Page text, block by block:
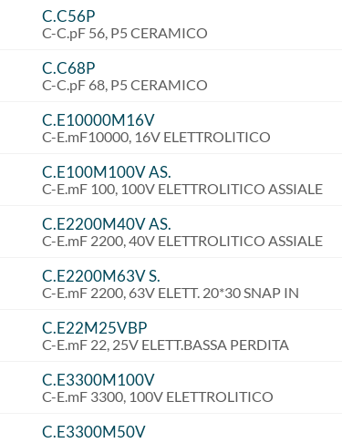
C.C56P
C-C.pF 56, P5 CERAMICO
C.C68P
C-C.pF 68, P5 CERAMICO
C.E10000M16V
C-E.mF10000, 16V ELETTROLITICO
C.E100M100V AS.
C-E.mF 100, 100V ELETTROLITICO ASSIALE
C.E2200M40V AS.
C-E.mF 2200, 40V ELETTROLITICO ASSIALE
C.E2200M63V S.
C-E.mF 2200, 63V ELETT. 20*30 SNAP IN
C.E22M25VBP
C-E.mF 22, 25V ELETT.BASSA PERDITA
C.E3300M100V
C-E.mF 3300, 100V ELETTROLITICO
C.E3300M50V